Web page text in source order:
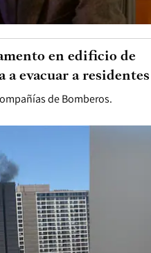
de Bomberos.
en edificio de
evacuar a residentes